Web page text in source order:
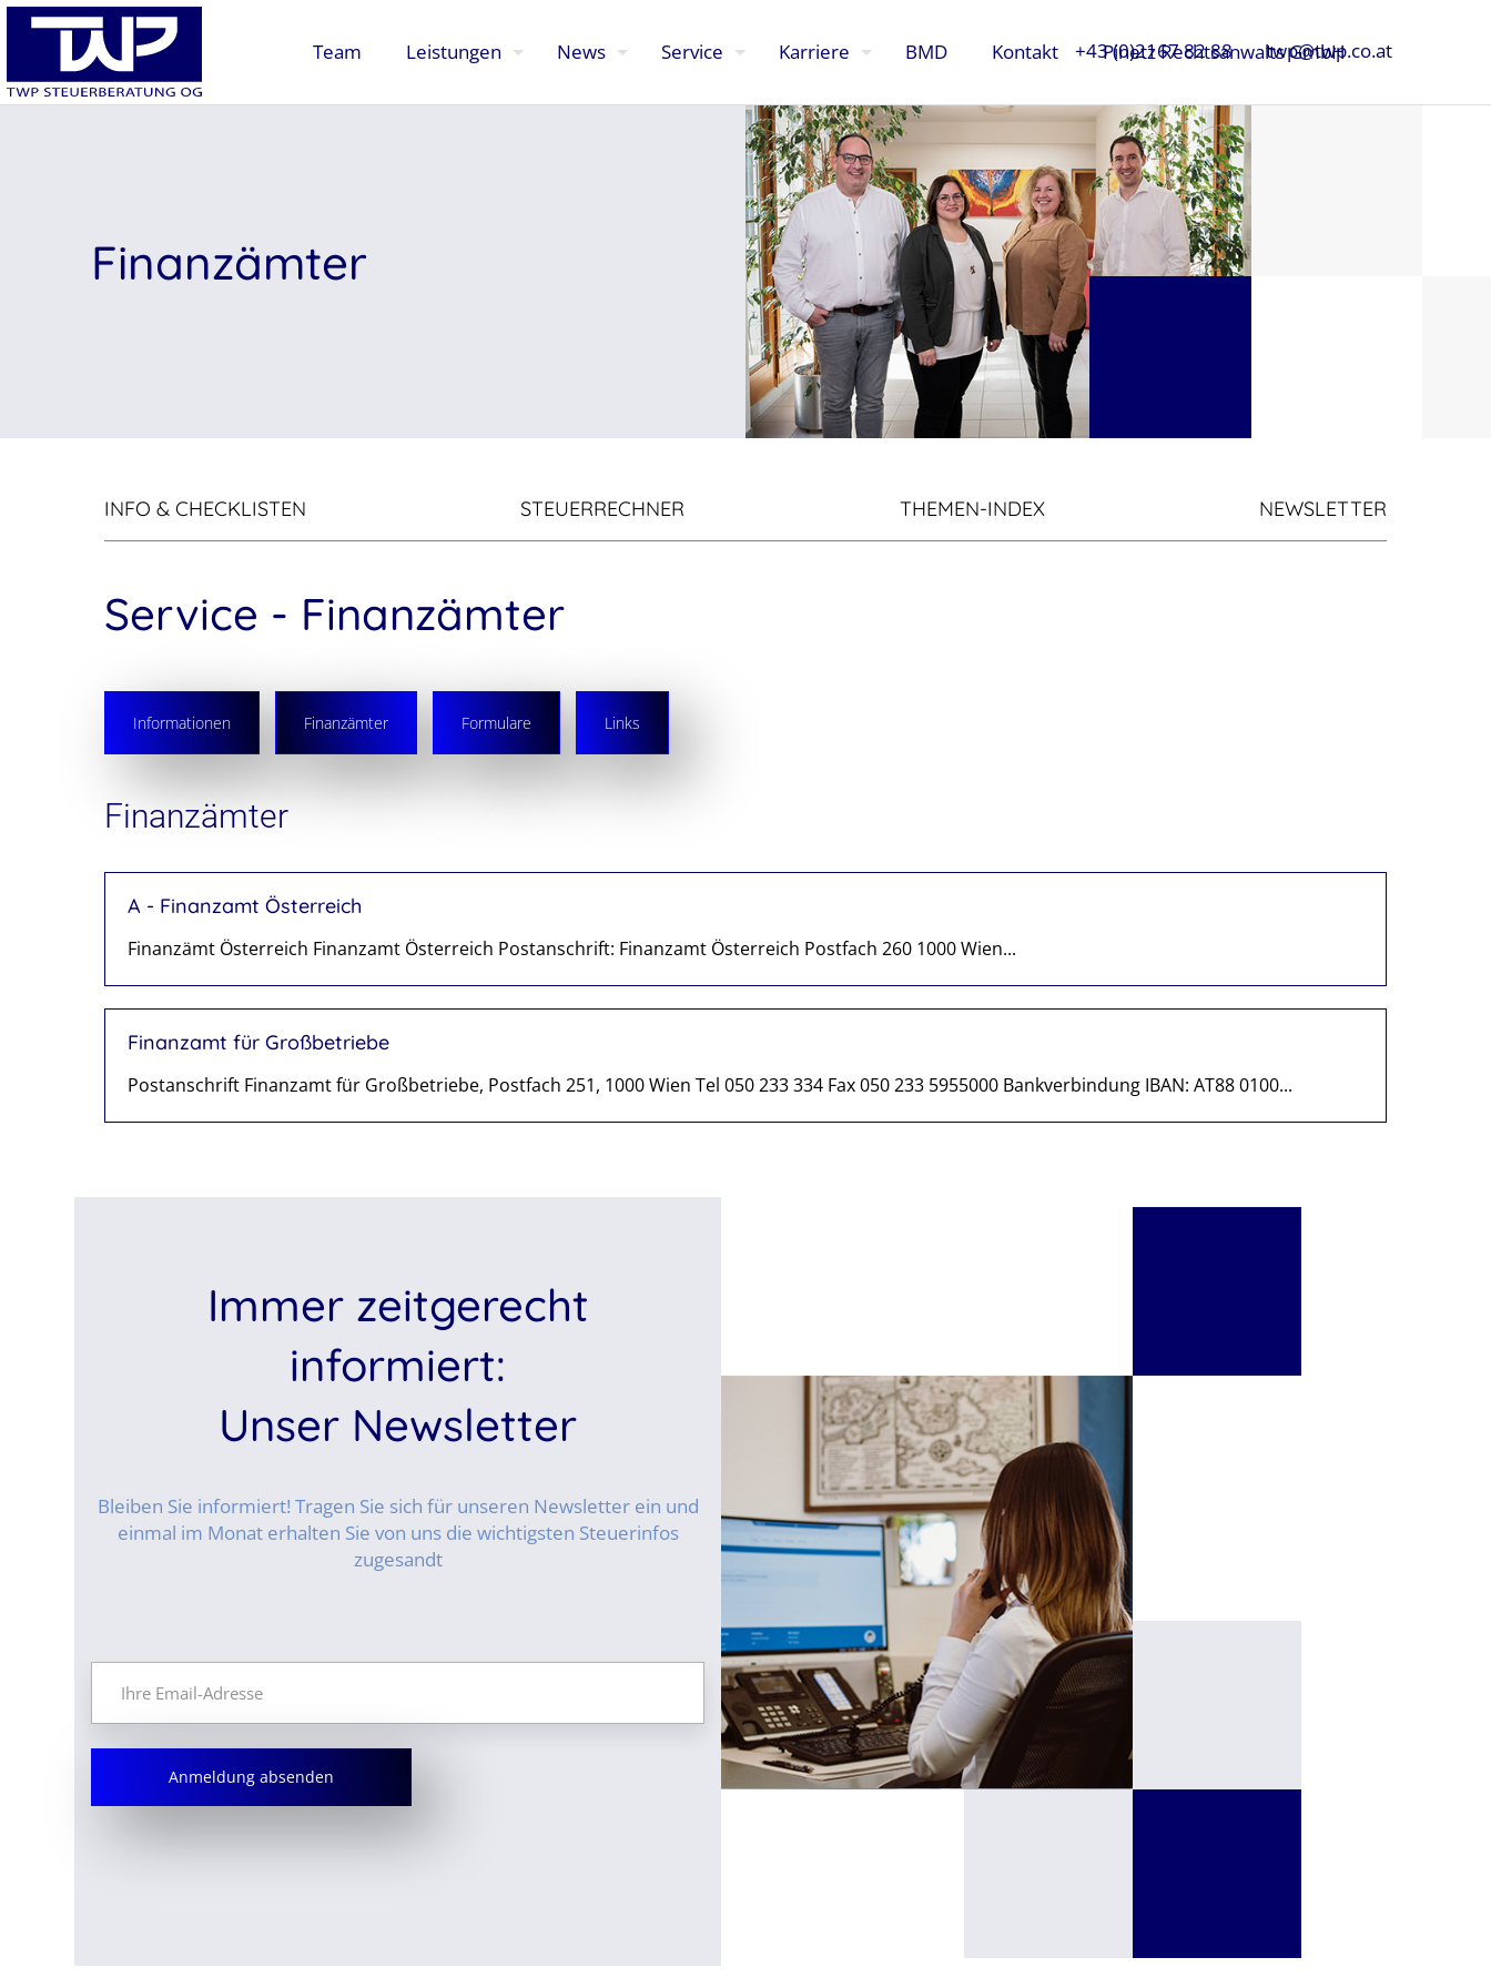
Team Leistungen News Service Karriere BMD Kontakt Pinetz Rechtsanwalts GmbH
+43 (0)2167 82 88 twp@twp.co.at
Finanzämter
INFO & CHECKLISTEN STEUERRECHNER THEMEN-INDEX NEWSLETTER
Service - Finanzämter
Informationen Finanzämter Formulare Links
Finanzämter
A - Finanzamt Österreich
Finanzämt Österreich Finanzamt Österreich Postanschrift: Finanzamt Österreich Postfach 260 1000 Wien...
Finanzamt für Großbetriebe
Postanschrift Finanzamt für Großbetriebe, Postfach 251, 1000 Wien Tel 050 233 334 Fax 050 233 5955000 Bankverbindung IBAN: AT88 0100...
Immer zeitgerecht
informiert:
Unser Newsletter
Bleiben Sie informiert! Tragen Sie sich für unseren Newsletter ein und
einmal im Monat erhalten Sie von uns die wichtigsten Steuerinfos
zugesandt